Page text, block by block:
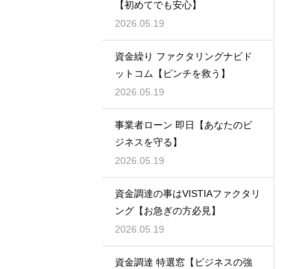
【初めてでも安心】
2026.05.19
資金繰り ファクタリングナビド
ットコム【ピンチを救う】
2026.05.19
事業者ローン 即日【あなたのビ
ジネスを守る】
2026.05.19
資金調達の事はVISTIAファクタリ
ング【お急ぎの方必見】
2026.05.19
資金調達 特選窓【ビジネスの強